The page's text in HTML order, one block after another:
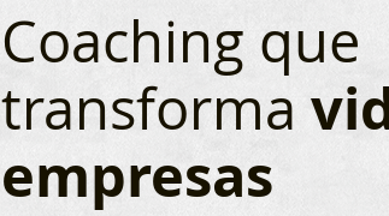
Coaching que
transforma
empresas